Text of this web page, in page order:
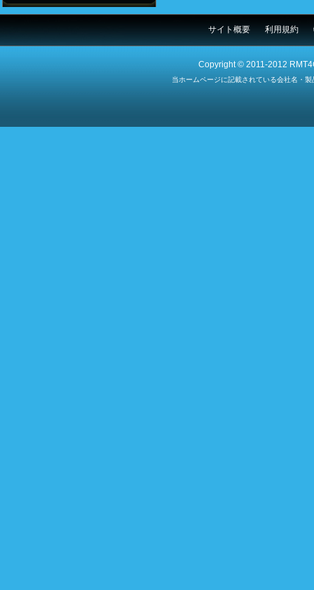
サイト概要 利用規約
Copyright © 2011-2012
当ホームページに記載されている会社名・